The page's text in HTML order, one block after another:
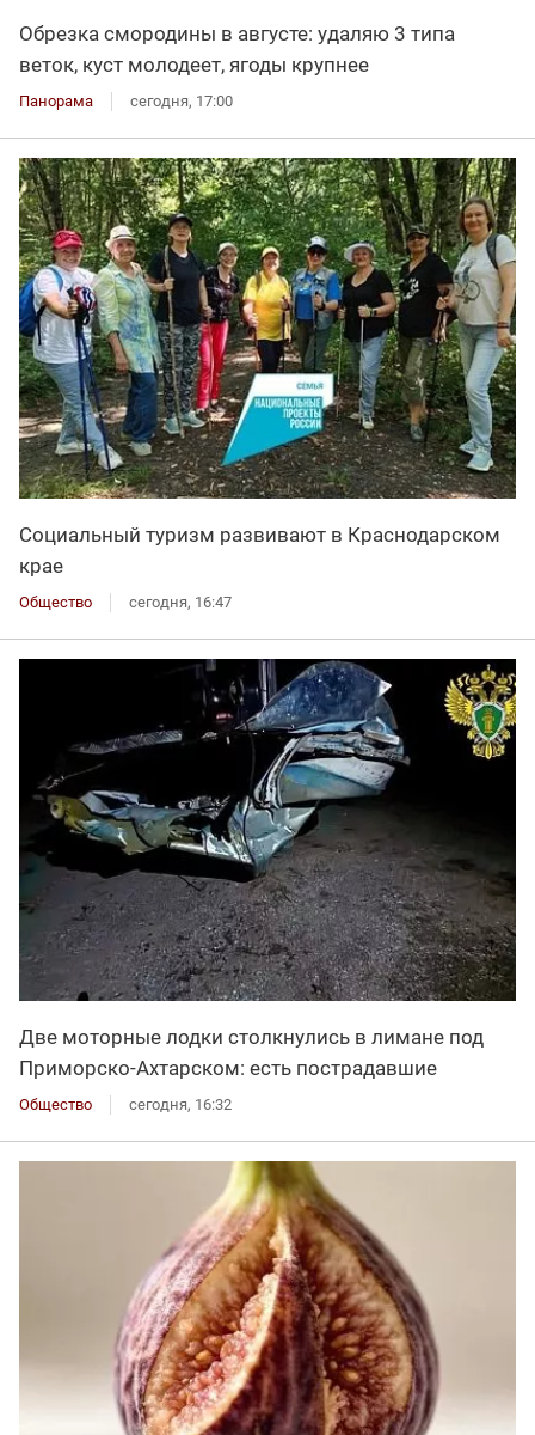
Обрезка смородины в августе: удаляю 3 типа
веток, куст молодеет, ягоды крупнее
Панорама сегодня, 17:00
Социальный туризм развивают в Краснодарском
крае
Общество сегодня, 16:47
Две моторные лодки столкнулись в лимане под
Приморско-Ахтарском: есть пострадавшие
Общество сегодня, 16:32